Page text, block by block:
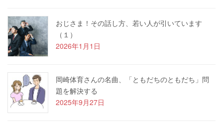
おじさま！その話し方、若い人が引いています
（１）
2026年1月1日
岡崎体育さんの名曲、「ともだちのともだち」問
題を解決する
2025年9月27日